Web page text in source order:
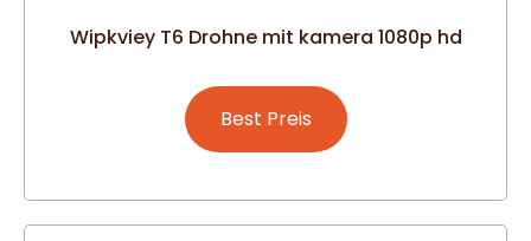
Wipkviey T6 Drohne mit kamera 1080p hd
Best Preis